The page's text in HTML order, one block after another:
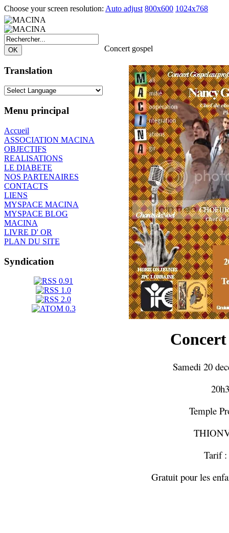
Choose your screen resolution: Auto adjust 800x600 1024x768
Translation
Menu principal
Accueil
ASSOCIATION MACINA
OBJECTIFS
REALISATIONS
LE DIABETE
NOS PARTENAIRES
CONTACTS
LIENS
MYSPACE MACINA
MYSPACE BLOG
MACINA
LIVRE D' OR
PLAN DU SITE
Syndication
Concert gospel
Concert
Samedi 20
Temple
Tarif :
Gratuit pour les